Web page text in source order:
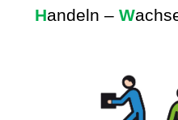
Handeln – W